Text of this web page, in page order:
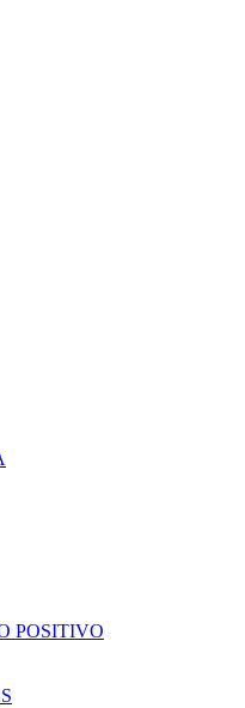
POSITIVO